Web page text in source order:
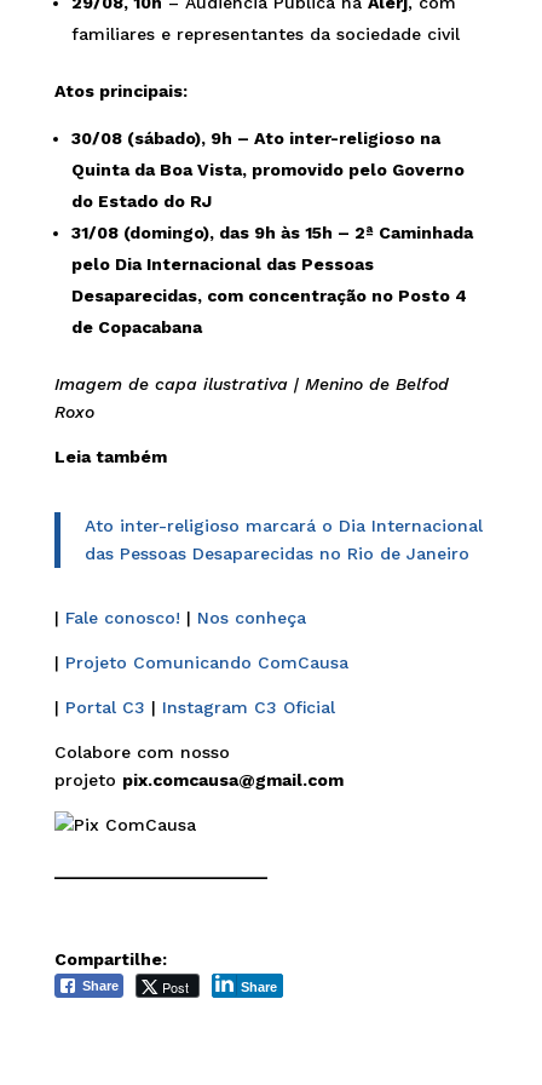
familiares e representantes da sociedade civil
Atos principais:
30/08 (sábado), 9h – Ato inter-religioso na
Quinta da Boa Vista, promovido pelo Governo
do Estado do RJ
31/08 (domingo), das 9h às 15h – 2ª Caminhada
pelo Dia Internacional das Pessoas
Desaparecidas, com concentração no Posto 4
de Copacabana
Imagem de capa ilustrativa | Menino de Belfod
Roxo
Leia também
Ato inter-religioso marcará o Dia Internacional
das Pessoas Desaparecidas no Rio de Janeiro
| Fale conosco! | Nos conheça
| Projeto Comunicando ComCausa
| Portal C3 | Instagram C3 Oficial
Colabore com nosso
projeto pix.comcausa@gmail.com
Compartilhe:
Share Post Share